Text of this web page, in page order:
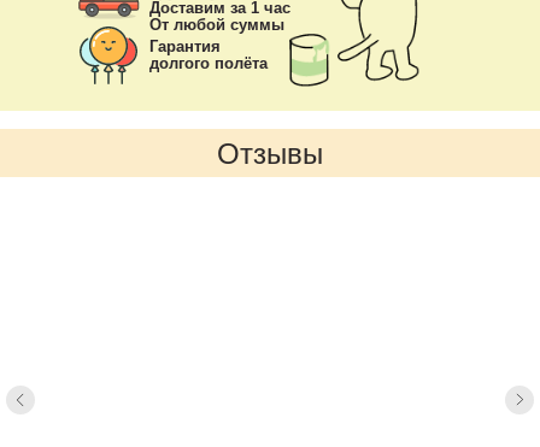
Доставим за 1 час
От любой суммы
Гарантия
долгого полёта
Отзывы